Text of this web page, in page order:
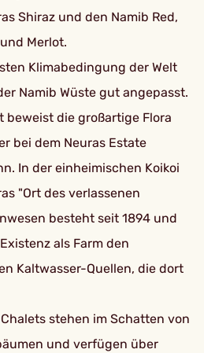
Shiraz und den Namib Red,
Merlot.
Klimabedingung der Welt
Namib Wüste gut angepasst.
beweist die großartige Flora
bei dem Neuras Estate
In der einheimischen Koikoi
"Ort des verlassenen
besteht seit 1894 und
als Farm den
Kaltwasser-Quellen, die dort
stehen im Schatten von
und verfügen über